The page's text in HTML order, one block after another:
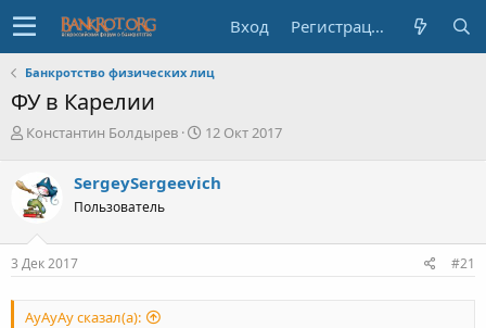
Вход Регистрация
Банкротство физических лиц
ФУ в Карелии
А
о
р
е
м
Константин Болдырев
Д
а
ч
12 Окт 2017
SergeySergeevich
Пользователь
3 Дек 2017 #21
АуАуАу сказал(а):